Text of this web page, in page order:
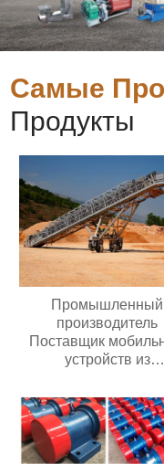
Самые
Продукты
Промышленный
производитель
Поставщик
устройств из
Электрический
полиуретановый
антистатический
регулятор